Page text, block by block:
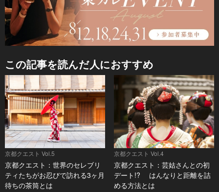
この記事を読んだ人におすすめ
京都クエスト Vol.5
京都クエスト：世界のセレブリ
ティたちがお忍びで訪れる3ヶ月
待ちの茶筒とは
京都クエスト Vol.4
京都クエスト：芸姑さんとの初
デート!? はんなりと距離を詰
める方法とは